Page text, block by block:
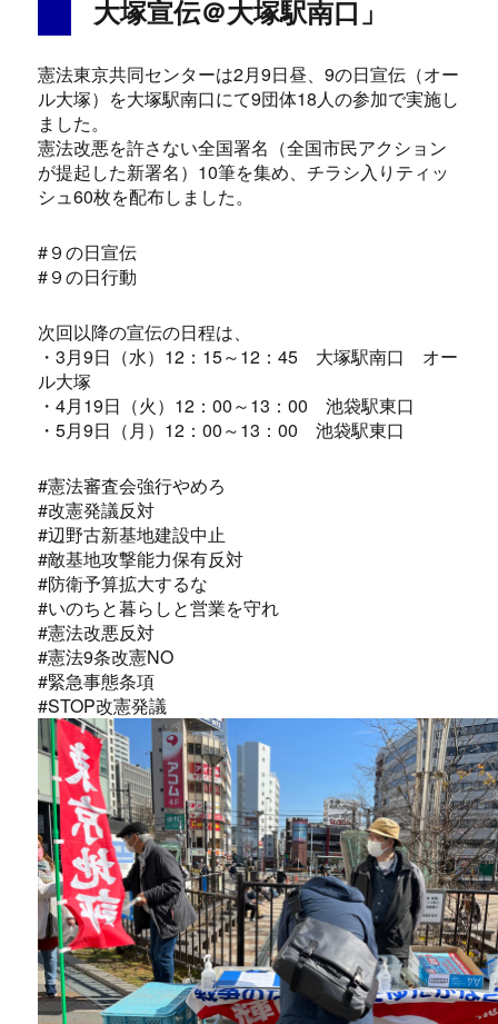
o大塚宣伝＠大塚駅南口」
憲法東京共同センターは2月9日昼、9の日宣伝（オー
ル大塚）を大塚駅南口にて9団体18人の参加で実施し
ました。
憲法改悪を許さない全国署名（全国市民アクション
が提起した新署名）10筆を集め、チラシ入りティッ
シュ60枚を配布しました。
#９の日宣伝
#９の日行動
次回以降の宣伝の日程は、
・3月9日（水）12：15～12：45 大塚駅南口 オー
ル大塚
・4月19日（火）12：00～13：00 池袋駅東口
・5月9日（月）12：00～13：00 池袋駅東口
#憲法審査会強行やめろ
#改憲発議反対
#辺野古新基地建設中止
#敵基地攻撃能力保有反対
#防衛予算拡大するな
#いのちと暮らしと営業を守れ
#憲法改悪反対
#憲法9条改憲NO
#緊急事態条項
#STOP改憲発議